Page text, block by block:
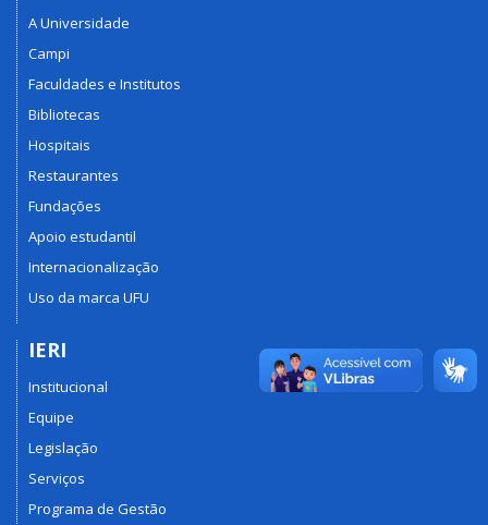
A Universidade
Campi
Faculdades e Institutos
Bibliotecas
Hospitais
Restaurantes
Fundações
Apoio estudantil
Internacionalização
Uso da marca UFU
IERI
Institucional
Equipe
Legislação
Serviços
Programa de Gestão